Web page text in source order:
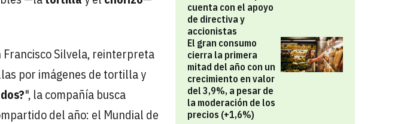
cuenta con el apoyo
de directiva y
accionistas
El gran consumo
cierra la primera
mitad del año con un
crecimiento en valor
del 3,9%, a pesar de
la moderación de los
precios (+1,6%)
Francisco Silvela, reinterpreta
por imágenes de tortilla y
", la compañía busca
del año: el Mundial de